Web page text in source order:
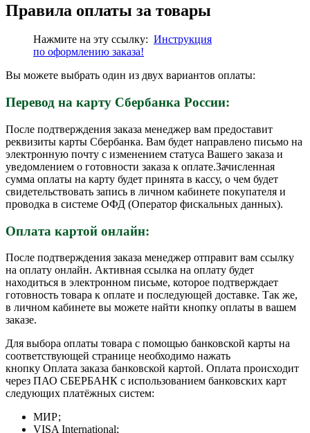
Правила оплаты за товары
Нажмите на эту ссылку: Инструкция
по оформлению заказа!
Вы можете выбрать один из двух вариантов оплаты:
Перевод на карту Сбербанка России:
После подтверждения заказа менеджер вам предоставит
реквизиты карты Сбербанка. Вам будет направлено письмо на
электронную почту с изменением статуса Вашего заказа и
уведомлением о готовности заказа к оплате.Зачисленная
сумма оплаты на карту будет принята в кассу, о чем будет
свидетельствовать запись в личном кабинете покупателя и
проводка в системе ОФД (Оператор фискальных данных).
Оплата картой онлайн:
После подтверждения заказа менеджер отправит вам ссылку
на оплату онлайн. Активная ссылка на оплату будет
находиться в электронном письме, которое подтверждает
готовность товара к оплате и последующей доставке. Так же,
в личном кабинете вы можете найти кнопку оплаты в вашем
заказе.
Для выбора оплаты товара с помощью банковской карты на
соответствующей странице необходимо нажать
кнопку Оплата заказа банковской картой. Оплата происходит
через ПАО СБЕРБАНК с использованием банковских карт
следующих платёжных систем:
МИР;
VISA International;